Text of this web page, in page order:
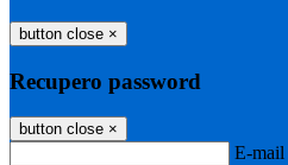
button close ×
Recupero password
button close ×
E-mail